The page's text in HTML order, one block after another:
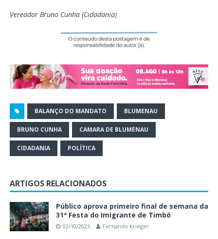
Vereador Bruno Cunha (Cidadania)
BALANÇO DO MANDATO BLUMENAU
BRUNO CUNHA CAMARA DE BLUMENAU
CIDADANIA POLÍTICA
ARTIGOS RELACIONADOS
Público aprova primeiro final de semana da
31ª Festa do Imigrante de Timbó
02/10/2023 Fernando Krieger